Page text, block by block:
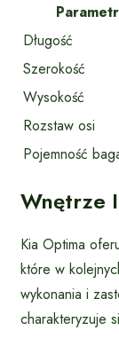
Parametr
Długość
Szerokość
Wysokość
Rozstaw osi
Pojemność
Wnętrze
Kia Optima
które w
wykonania i
charakteryzuje